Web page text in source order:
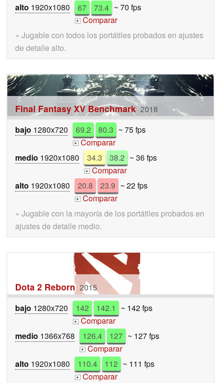
alto 1920x1080 67 73.4 ~ 70 fps
+ Comparar
» Jugable con todos los portátiles probados en ajustes
de detalle alto.
Final Fantasy XV Benchmark 2018
bajo 1280x720 69.2 80.3 ~ 75 fps
+ Comparar
medio 1920x1080 34.3 38.2 ~ 36 fps
+ Comparar
alto 1920x1080 20.8 23.9 ~ 22 fps
+ Comparar
» Jugable con la mayoría de los portátiles probados en
ajustes de detalle medio.
Dota 2 Reborn 2015
bajo 1280x720 142 142.1 ~ 142 fps
+ Comparar
medio 1366x768 126.4 127 ~ 127 fps
+ Comparar
alto 1920x1080 110.4 112 ~ 111 fps
+ Comparar